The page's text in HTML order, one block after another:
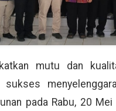
mutu dan
pada Rabu, 20